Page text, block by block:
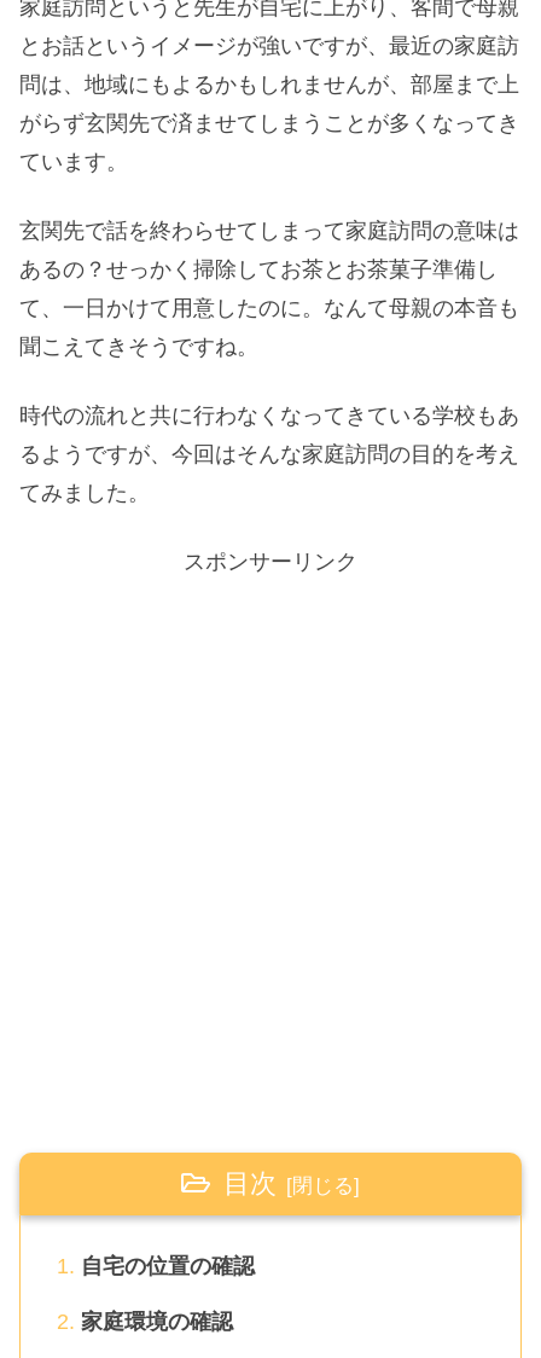
家庭訪問というと先生が自宅に上がり、客間で母親
とお話というイメージが強いですが、最近の家庭訪
問は、地域にもよるかもしれませんが、部屋まで上
がらず玄関先で済ませてしまうことが多くなってき
ています。
玄関先で話を終わらせてしまって家庭訪問の意味は
あるの？せっかく掃除してお茶とお茶菓子準備し
て、一日かけて用意したのに。なんて母親の本音も
聞こえてきそうですね。
時代の流れと共に行わなくなってきている学校もあ
るようですが、今回はそんな家庭訪問の目的を考え
てみました。
スポンサーリンク
目次
自宅の位置の確認
家庭環境の確認